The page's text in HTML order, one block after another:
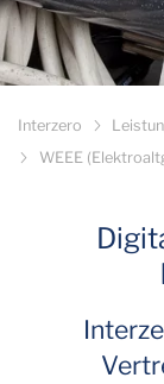
Interzero
WEEE